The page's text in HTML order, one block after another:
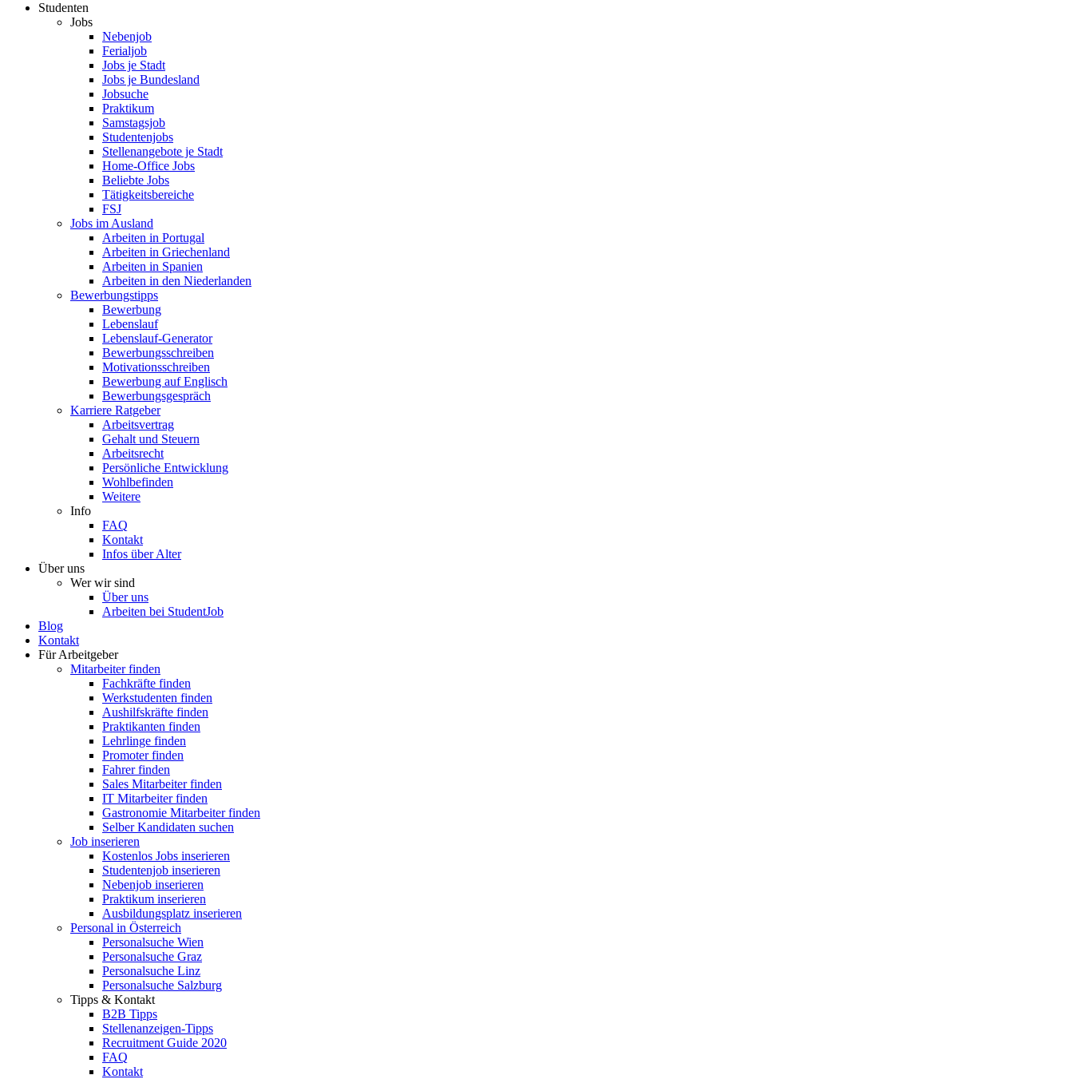
Studenten
Jobs
Nebenjob
Ferialjob
Jobs je Stadt
Jobs je Bundesland
Jobsuche
Praktikum
Samstagsjob
Studentenjobs
Stellenangebote je Stadt
Home-Office Jobs
Beliebte Jobs
Tätigkeitsbereiche
FSJ
Jobs im Ausland
Arbeiten in Portugal
Arbeiten in Griechenland
Arbeiten in Spanien
Arbeiten in den Niederlanden
Bewerbungstipps
Bewerbung
Lebenslauf
Lebenslauf-Generator
Bewerbungsschreiben
Motivationsschreiben
Bewerbung auf Englisch
Bewerbungsgespräch
Karriere Ratgeber
Arbeitsvertrag
Gehalt und Steuern
Arbeitsrecht
Persönliche Entwicklung
Wohlbefinden
Weitere
Info
FAQ
Kontakt
Infos über Alter
Über uns
Wer wir sind
Über uns
Arbeiten bei StudentJob
Blog
Kontakt
Für Arbeitgeber
Mitarbeiter finden
Fachkräfte finden
Werkstudenten finden
Aushilfskräfte finden
Praktikanten finden
Lehrlinge finden
Promoter finden
Fahrer finden
Sales Mitarbeiter finden
IT Mitarbeiter finden
Gastronomie Mitarbeiter finden
Selber Kandidaten suchen
Job inserieren
Kostenlos Jobs inserieren
Studentenjob inserieren
Nebenjob inserieren
Praktikum inserieren
Ausbildungsplatz inserieren
Personal in Österreich
Personalsuche Wien
Personalsuche Graz
Personalsuche Linz
Personalsuche Salzburg
Tipps & Kontakt
B2B Tipps
Stellenanzeigen-Tipps
Recruitment Guide 2020
FAQ
Kontakt